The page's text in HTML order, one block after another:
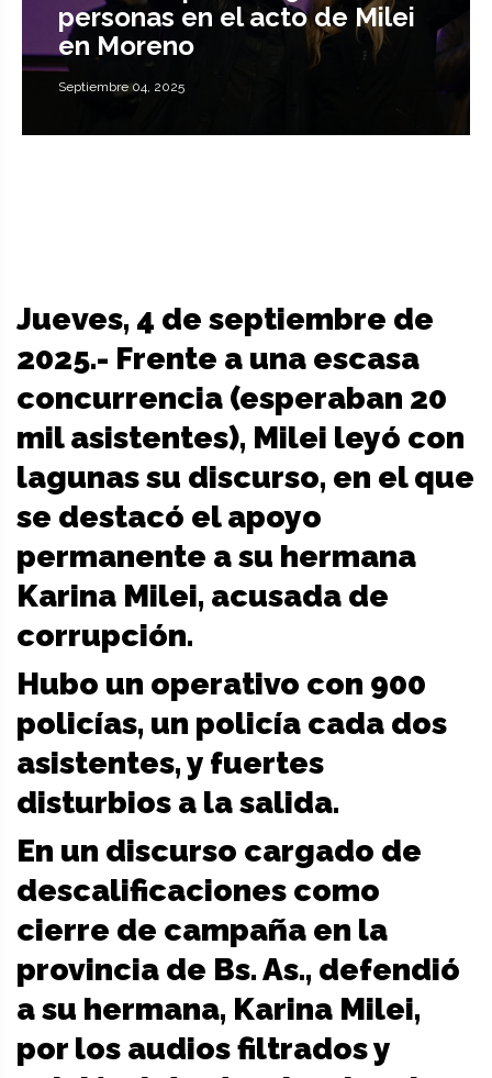
personas en el acto de Milei
en Moreno
Septiembre 04, 2025
Jueves, 4 de septiembre de
2025.- Frente a una escasa
concurrencia (esperaban 20
mil asistentes), Milei leyó con
lagunas su discurso, en el que
se destacó el apoyo
permanente a su hermana
Karina Milei, acusada de
corrupción.
Hubo un operativo con 900
policías, un policía cada dos
asistentes, y fuertes
disturbios a la salida.
En un discurso cargado de
descalificaciones como
cierre de campaña en la
provincia de Bs. As., defendió
a su hermana, Karina Milei,
por los audios filtrados y